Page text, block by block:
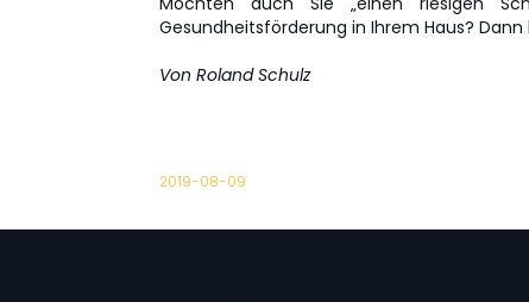
Gesundheitsförderung in Ihrem Haus? Dann
Von Roland Schulz
2019-08-09